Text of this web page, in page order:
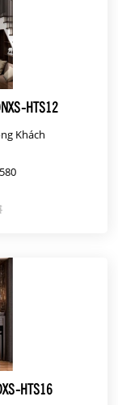
HTS12
Khách
HTS16